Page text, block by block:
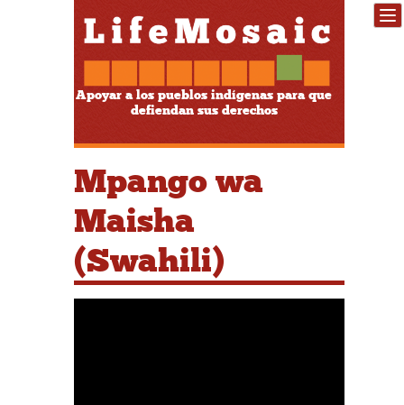
Apoyar a los pueblos indígenas para que
defiendan sus derechos
Mpango wa
Maisha
(Swahili)